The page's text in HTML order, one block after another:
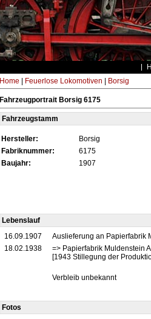
Home Feuerlose Lokomotiven Borsig
Fahrzeugportrait Borsig 6175
Fahrzeugstamm
Hersteller:
Borsig
Fabriknummer:
6175
Baujahr:
1907
Lebenslauf
16.09.1907
Auslieferung an Papierfabrik
18.02.1938
=> Papierfabrik Muldenstein
[1943 Stillegung der
Verbleib unbekannt
Fotos